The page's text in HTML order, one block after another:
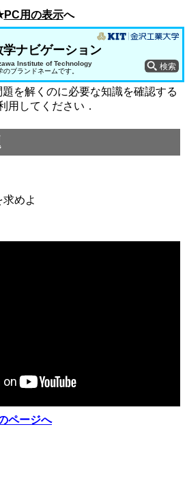
PC用の表示へ
Institute of Technology
学ナビゲーション
ブランドネームです。
題を解くのに必要な知識を確認する
用してください．
めよ
ページへ